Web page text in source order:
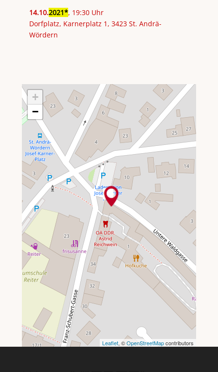
14.10.2021 , 19:30 Uhr
Dorfplatz, Karnerplatz 1, 3423 St. Andrä-
Wördern
+
−
Leaflet, ©OpenStreetMapcontributors